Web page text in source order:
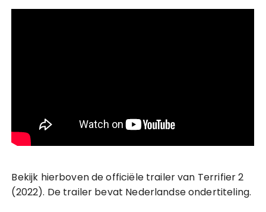
Bekijk hierboven de officiële trailer van Terrifier 2
(2022). De trailer bevat Nederlandse ondertiteling.